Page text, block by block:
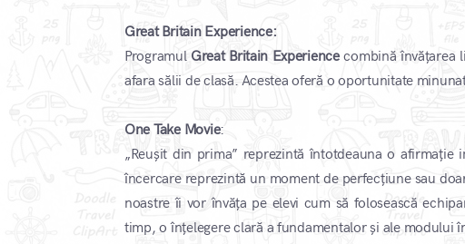
Great Britain Experience:
Programul Great Britain Experiencecombină învățarea
afara sălii de clasă. Acestea oferă o oportunitate
One Take Movie:
„Reușit din prima” reprezintă întotdeauna o
încercare reprezintă un moment de perfecțiune sau
noastre îi vor învăța pe elevi cum să folosească
timp, o înțelegere clară a fundamentalor și ale modului